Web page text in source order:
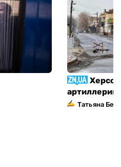
Татьяна